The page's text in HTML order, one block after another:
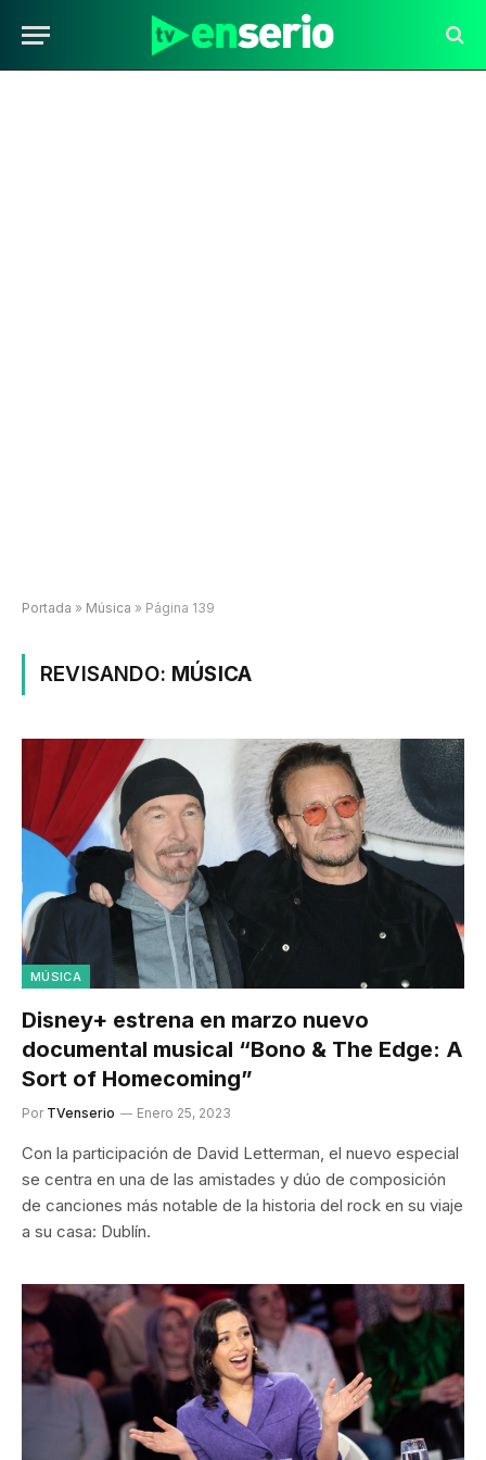
Portada » Música » Página 139
REVISANDO: MÚSICA
MÚSICA
Disney+ estrena en marzo nuevo
documental musical “Bono & The Edge: A
Sort of Homecoming”
Por TVenserio Enero 25, 2023
Con la participación de David Letterman, el nuevo especial
se centra en una de las amistades y dúo de composición
de canciones más notable de la historia del rock en su viaje
a su casa: Dublín.